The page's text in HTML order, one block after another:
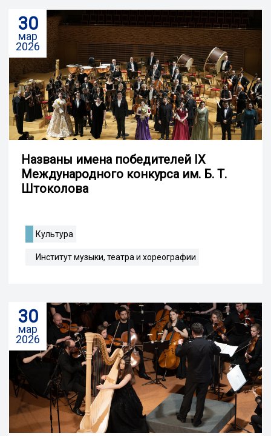
30
мар
2026
Названы имена победителей IX
Международного конкурса им. Б. Т.
Штоколова
Культура
Институт музыки, театра и хореографии
30
мар
2026